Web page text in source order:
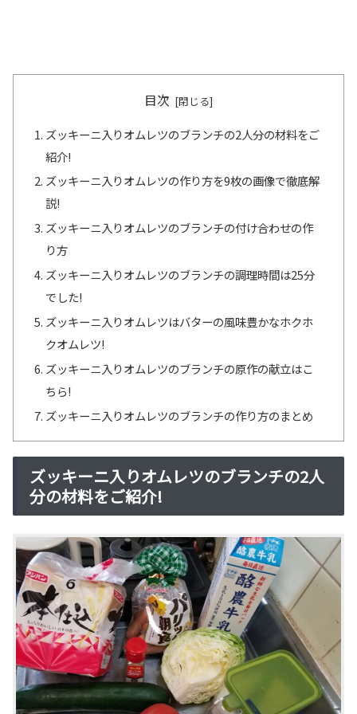
目次
ズッキーニ入りオムレツのブランチの2人分の材料をご
紹介!
ズッキーニ入りオムレツの作り方を9枚の画像で徹底解
説!
ズッキーニ入りオムレツのブランチの付け合わせの作
り方
ズッキーニ入りオムレツのブランチの調理時間は25分
でした!
ズッキーニ入りオムレツはバターの風味豊かなホクホ
クオムレツ!
ズッキーニ入りオムレツのブランチの原作の献立はこ
ちら!
ズッキーニ入りオムレツのブランチの作り方のまとめ
ズッキーニ入りオムレツのブランチの2人
分の材料をご紹介!